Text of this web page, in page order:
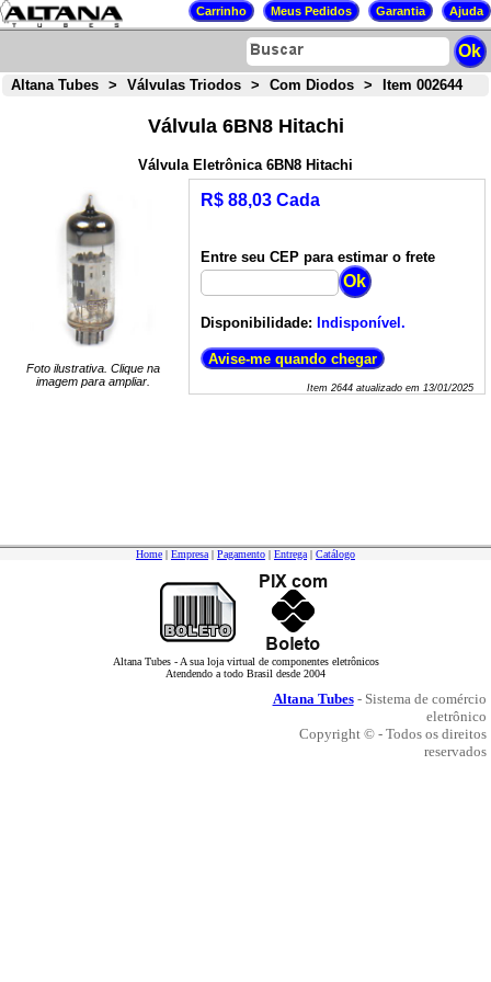
Altana Tubes > Válvulas Triodos > Com Diodos > Item 002644
Válvula 6BN8 Hitachi
Válvula Eletrônica 6BN8 Hitachi
Foto ilustrativa. Clique na
imagem para ampliar.
R$ 88,03 Cada
Entre seu CEP para estimar o frete
Disponibilidade: Indisponível.
Item 2644atualizado em 13/01/2025
Home | Empresa | Pagamento | Entrega | Catálogo
Altana Tubes - A sua loja virtual de componentes eletrônicos
Atendendo a todo Brasil desde 2004
Altana Tubes- Sistema de comércio
eletrônico
Copyright © - Todos os direitos
reservados